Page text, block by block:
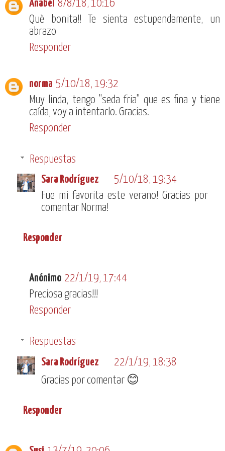
Anabel 8/8/18, 10:16
Què bonita!! Te sienta estupendamente, un
abrazo
Responder
norma 5/10/18, 19:32
Muy linda, tengo "seda fria" que es fina y tiene
caída, voy a intentarlo. Gracias.
Responder
Respuestas
Sara Rodríguez
5/10/18, 19:34
Fue mi favorita este verano! Gracias por
comentar Norma!
Responder
Anónimo 22/1/19, 17:44
Preciosa gracias!!!
Responder
Respuestas
Sara Rodríguez
22/1/19, 18:38
Gracias por comentar 😊
Responder